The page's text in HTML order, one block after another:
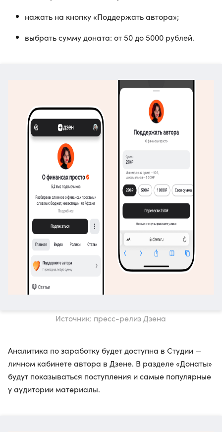
нажать на кнопку «Поддержать автора»;
выбрать сумму доната: от 50 до 5000 рублей.
Источник: пресс-релиз Дзена
Аналитика по заработку будет доступна в Студии —
личном кабинете автора в Дзене. В разделе «Донаты»
будут показываться поступления и самые популярные
у аудитории материалы.